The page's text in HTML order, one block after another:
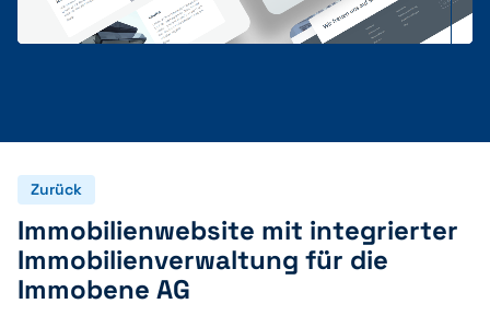
Zurück
Immobilienwebsite mit integrierter
Immobilienverwaltung für die
Immobene AG